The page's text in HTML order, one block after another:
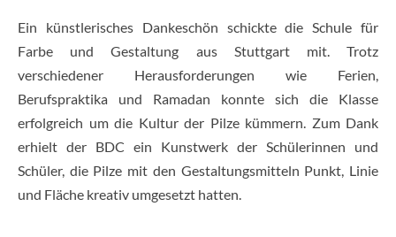
Ein künstlerisches Dankeschön schickte die Schule für
Farbe und Gestaltung aus Stuttgart mit. Trotz
verschiedener Herausforderungen wie Ferien,
Berufspraktika und Ramadan konnte sich die Klasse
erfolgreich um die Kultur der Pilze kümmern. Zum Dank
erhielt der BDC ein Kunstwerk der Schülerinnen und
Schüler, die Pilze mit den Gestaltungsmitteln Punkt, Linie
und Fläche kreativ umgesetzt hatten.